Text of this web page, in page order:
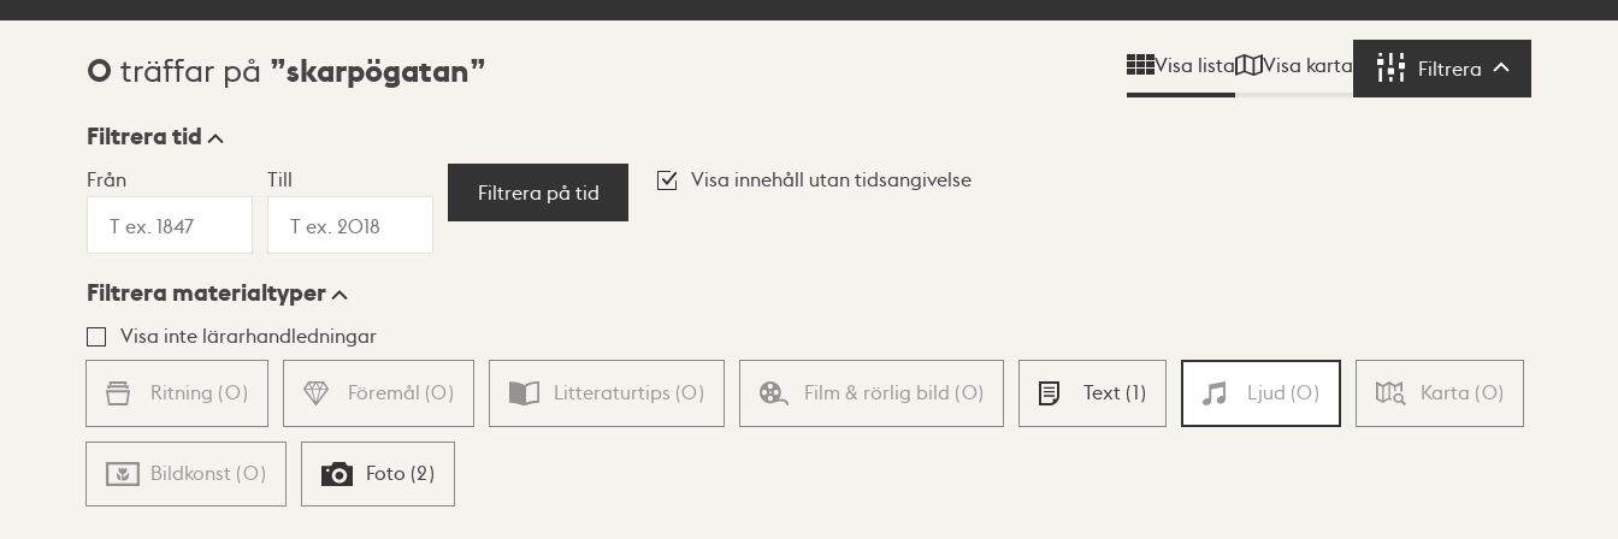
Sökresultat
0 träffar på skarpögatan Visa lista Visa karta Filtrera Filtrera
Visningsläge
Lista Karta
Filtrera tid
Från Till
Filtrera på tid
Visa innehåll utan tidsangivelse
Filtrera materialtyper
Visa inte lärarhandledningar
Ritning (0) Föremål (0) Litteraturtips (0) Film & rörlig bild (0) Text (1) Ljud (0) Karta (0)
Bildkonst (0) Foto (2)